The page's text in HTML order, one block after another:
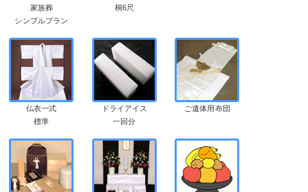
家族葬
シンプルプラン
桐6尺
仏衣一式
標準
ドライアイス
一回分
ご遺体用布団